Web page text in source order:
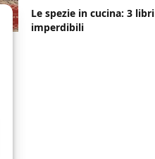
Le spezie in cucina: 3 libri
imperdibili